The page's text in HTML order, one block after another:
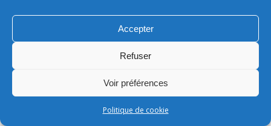
Accepter
Refuser
Voir préférences
Politique de cookie